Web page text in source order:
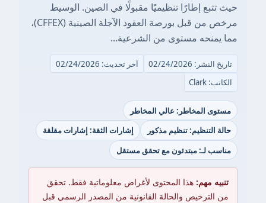
حيث تتبع إطارًا تنظيميًا مقبولًا في الصين. الوسيط
مرخص من قبل بورصة العقود الآجلة الصينية (CFFEX)،
مما يمنحه مستوى من الشرعية...
تاريخ النشر: 02/24/2026
آخر تحديث: 02/24/2026
الكاتب: Clark
مستوى المخاطر: عالي المخاطر
حالة التنظيم: تنظيم مذكور
إشارات الثقة: إشارات مقلقة
مناسب لـ: مبتدئون مع تحقق مستقل
تنبيه مهم: هذا المحتوى لأغراض معلوماتية فقط. تحقق
من الترخيص والحالة القانونية من المصدر الرسمي قبل